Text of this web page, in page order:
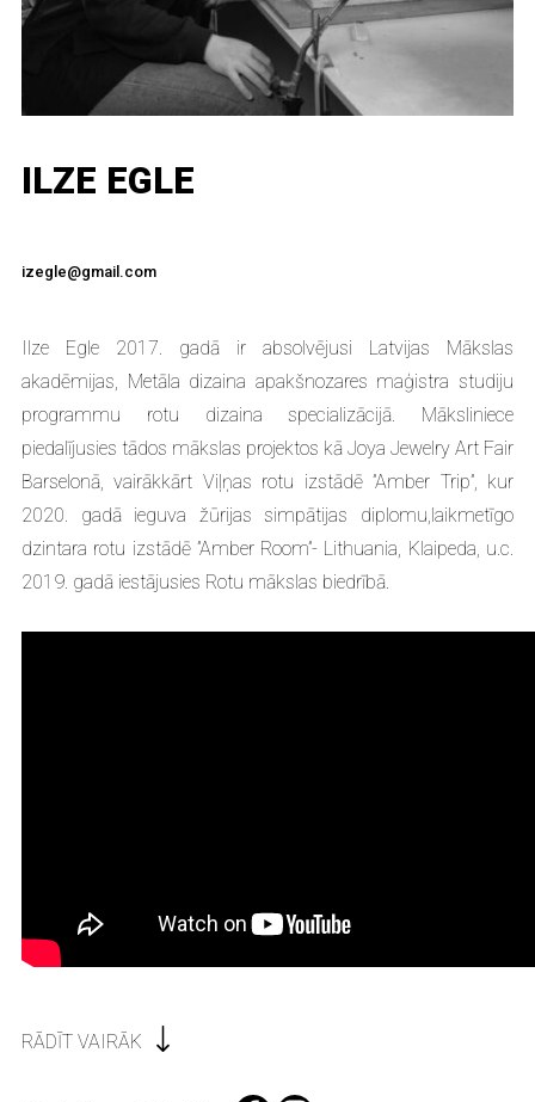
ILZE EGLE
izegle@gmail.com
Ilze Egle 2017. gadā ir absolvējusi Latvijas Mākslas
akadēmijas, Metāla dizaina apakšnozares maģistra studiju
programmu rotu dizaina specializācijā. Māksliniece
piedalījusies tādos mākslas projektos kā Joya Jewelry Art Fair
Barselonā, vairākkārt Viļņas rotu izstādē ”Amber Trip”, kur
2020. gadā ieguva žūrijas simpātijas diplomu,laikmetīgo
dzintara rotu izstādē ”Amber Room”- Lithuania, Klaipeda, u.c.
2019. gadā iestājusies Rotu mākslas biedrībā.
RĀDĪT VAIRĀK